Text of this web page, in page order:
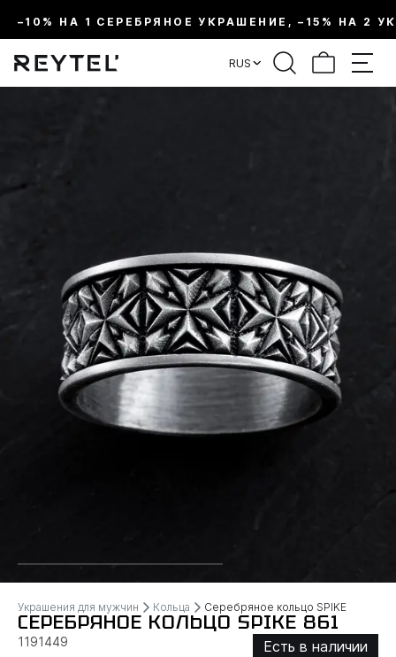
–10% НА 1 СЕРЕБРЯНОЕ УКРАШЕНИЕ, –15% НА 2
RUS
Украшения для мужчин Кольца Серебряное кольцо SPIKE
СЕРЕБРЯНОЕ КОЛЬЦО SPIKE 861
1191449
Есть в наличии